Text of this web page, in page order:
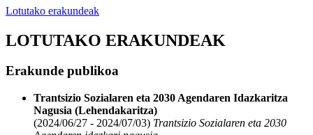
Lotutako erakundeak
LOTUTAKO ERAKUNDEAK
Erakunde publikoa
Trantsizio Sozialaren eta 2030 Agendaren Idazkaritza
Nagusia (Lehendakaritza)
(2024/06/27 - 2024/07/03) Trantsizio Sozialaren eta 2030